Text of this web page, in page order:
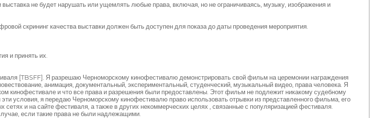
не будет нарушать или ущемлять любые права, включая, но не ограничиваясь, музыку, изображения и
скрининг качества выставки должен быть доступен для показа до даты проведения мероприятия.
и принять их.
[TBSFF]. Я разрешаю Черноморскому кинофестивалю демонстрировать свой фильм на церемонии награждения
анимация, документальный, экспериментальный, студенческий, музыкальный видео, права человека. Я
кинофестивале и что все права и разрешения были предоставлены. Этот фильм не подлежит никакому судебному
условия, я передаю Черноморскому кинофестивалю право использовать отрывки из представленного фильма, его
и на сайте фестиваля, а также в других некоммерческих целях , связанные с популяризацией фестиваля.
если такие права не были надлежащими.